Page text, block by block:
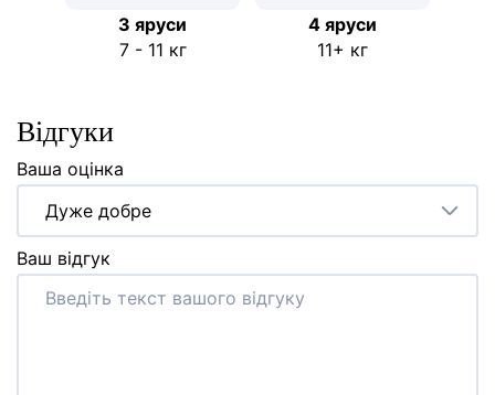
3 яруси
7 - 11 кг
4 яруси
11+ кг
Відгуки
Ваша оцінка
Дуже добре
Ваш відгук